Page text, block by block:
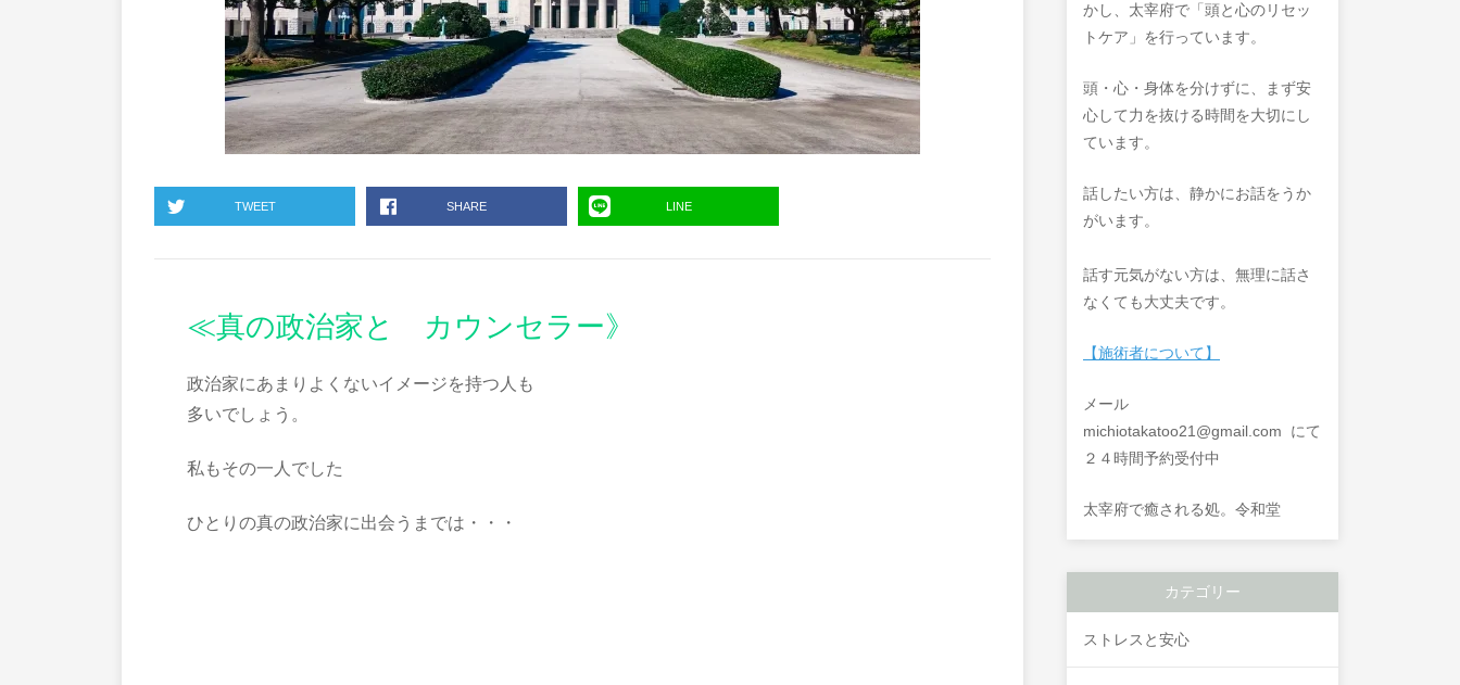
TWEET SHARE LINE
≪真の政治家と カウンセラー》
政治家にあまりよくないイメージを持つ人も
多いでしょう。
私もその一人でした
ひとりの真の政治家に出会うまでは・・・
かし、太宰府で「頭と心のリセッ
トケア」を行っています。
頭・心・身体を分けずに、まず安
心して力を抜ける時間を大切にし
ています。
話したい方は、静かにお話をうか
がいます。
話す元気がない方は、無理に話さ
なくても大丈夫です。
【施術者について】
メール
michiotakatoo21@gmail.com にて
２４時間予約受付中
太宰府で癒される処。令和堂
カテゴリー
ストレスと安心